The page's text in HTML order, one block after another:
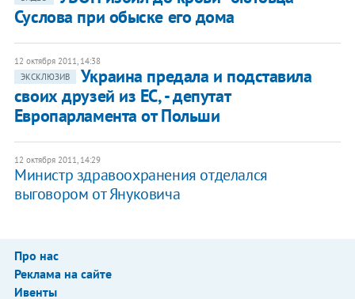
Суслова при обыске его дома
12 октября 2011, 14:38
ЭКСКЛЮЗИВ
Украина предала и подставила
своих друзей из ЕС, - депутат
Европарламента от Польши
12 октября 2011, 14:29
Министр здравоохранения отделался
выговором от Януковича
Про нас
Реклама на сайте
Ивенты